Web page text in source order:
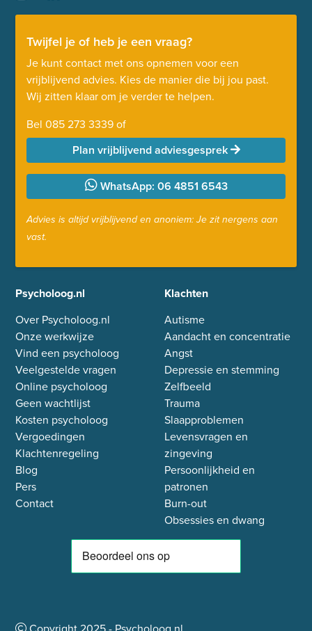
Twijfel je of heb je een vraag?
Je kunt contact met ons opnemen voor een
vrijblijvend advies. Kies de manier die bij jou past.
Wij zitten klaar om je verder te helpen.
Bel 085 273 3339of
Plan vrijblijvend adviesgesprek
WhatsApp: 06 4851 6543
Advies is altijd vrijblijvend en anoniem: Je zit nergens aan
vast.
Psycholoog.nl
Over Psycholoog.nl
Onze werkwijze
Vind een psycholoog
Veelgestelde vragen
Online psycholoog
Geen wachtlijst
Kosten psycholoog
Vergoedingen
Klachtenregeling
Blog
Pers
Contact
Klachten
Autisme
Aandacht en concentratie
Angst
Depressie en stemming
Zelfbeeld
Trauma
Slaapproblemen
Levensvragen en
zingeving
Persoonlijkheid en
patronen
Burn-out
Obsessies en dwang